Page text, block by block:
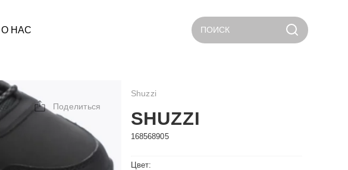
О НАС ПОИСК
Поделиться
Shuzzi
SHUZZI
168568905
Цвет: